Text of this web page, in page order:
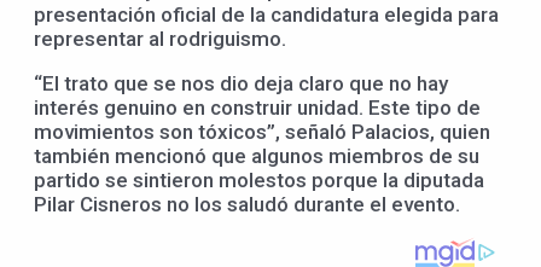
presentación oficial de la candidatura elegida para
representar al rodriguismo.
“El trato que se nos dio deja claro que no hay
interés genuino en construir unidad. Este tipo de
movimientos son tóxicos”, señaló Palacios, quien
también mencionó que algunos miembros de su
partido se sintieron molestos porque la diputada
Pilar Cisneros no los saludó durante el evento.